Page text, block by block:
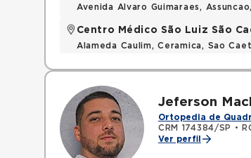
Avenida Alvaro Guimaraes,
Centro Médico São Luiz São
Alameda Caulim, Ceramica, Sao
Jeferson
Ortopedia de
CRM 174384/SP
•
Ver perfil